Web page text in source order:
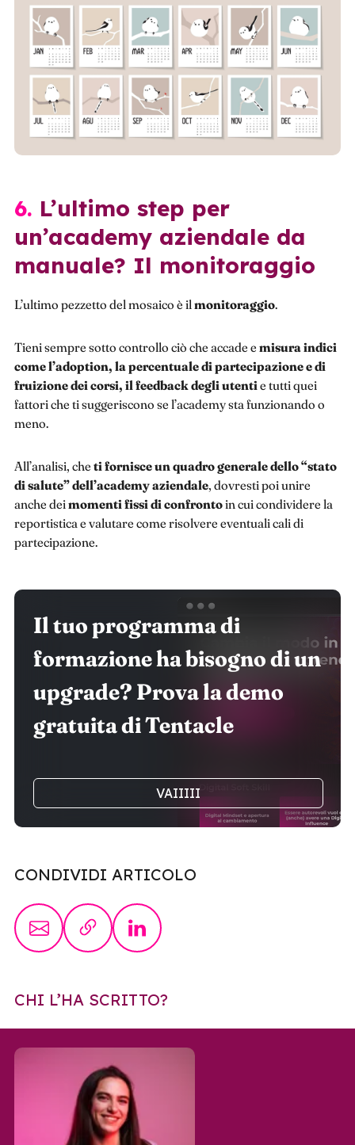
6. L’ultimo step per
un’academy aziendale da
manuale? Il monitoraggio
L’ultimo pezzetto del mosaico è ilmonitoraggio.
Tieni sempre sotto controllo ciò che accade e misura indici
come l’adoption, la percentuale di partecipazione e di
fruizione dei corsi, il feedback degli utentie tutti quei
fattori che ti suggeriscono se l’academy sta funzionando o
meno.
All’analisi, che ti fornisce un quadro generale dello “stato
di salute” dell’academy aziendale, dovresti poi unire
anche deimomenti fissi di confrontoin cui condividere la
reportistica e valutare come risolvere eventuali cali di
partecipazione.
Il tuo programma di
formazione ha bisogno di un
upgrade? Prova la demo
gratuita di Tentacle
VAIIIII
CONDIVIDI ARTICOLO
CHI L’HA SCRITTO?